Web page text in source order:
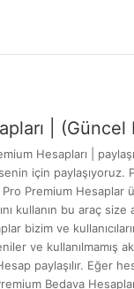
| (Güncel
Hesapları |
için paylaşıyoruz.
Premium Hesaplar
bu araç size
bizim ve
ve kullanılmamış
paylaşılır. Eğer
Bedava